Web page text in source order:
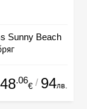
Sunny Beach
48.06
€ / 94лв.